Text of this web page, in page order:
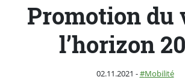
Promotion du
l’horizon
Publié le
02.11.2021 -Catégorie :
Mobilité